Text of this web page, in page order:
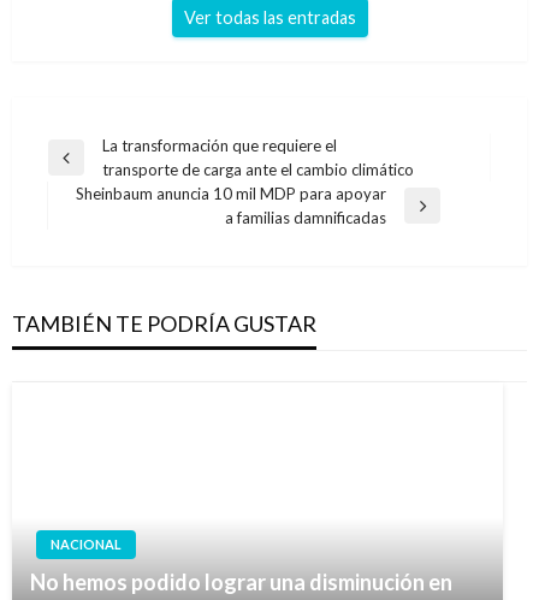
Ver todas las entradas
Navegación
Entrada
anterior
La transformación que requiere el
transporte de carga ante el cambio climático
Sheinbaum anuncia 10 mil MDP para apoyar
a familias damnificadas
TAMBIÉN TE PODRÍA GUSTAR
NACIONAL
No hemos podido lograr una disminución en